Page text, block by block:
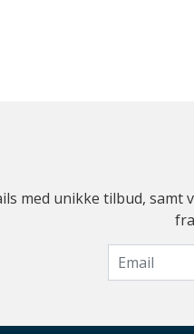
med unikke tilbud,